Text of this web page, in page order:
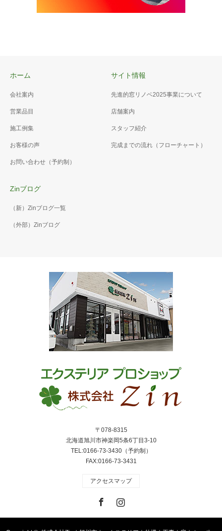
ホーム
会社案内
営業品目
施工例集
お客様の声
お問い合わせ（予約制）
サイト情報
先進的窓リノベ2025事業について
店舗案内
スタッフ紹介
完成までの流れ（フローチャート）
Zinブログ
（新）Zinブログ一覧
（外部）Zinブログ
〒078-8315
北海道旭川市神楽岡5条6丁目3-10
TEL:0166-73-3430（予約制）
FAX:0166-73-3431
アクセスマップ